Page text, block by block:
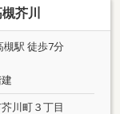
芥川
槻駅 徒歩7分
川町３丁目